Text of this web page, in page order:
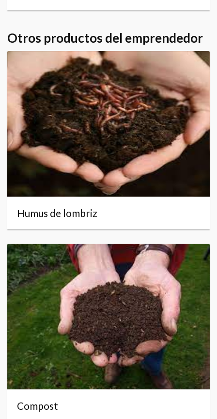
Otros productos del emprendedor
Humus de lombriz
Compost